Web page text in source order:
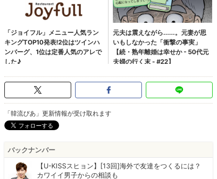
「韓流ぴあ」更新情報が受け取れます
バックナンバー
【U-KISSスヒョン】[13回]海外で友達をつくるには？
カワイイ男子からの相談も